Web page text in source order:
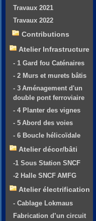
Travaux 2021
Travaux 2022
Contributions
Atelier Infrastructure
- 1 Gard fou Caténaires
- 2 Murs et murets bâtis
- 3 Aménagement d'un
double pont ferroviaire
- 4 Planter des vignes
- 5 Abord des voies
- 6 Boucle hélicoïdale
Atelier décor/bâti
-1 Sous Station SNCF
-2 Halle SNCF AMFG
Atelier électrification
- Cablage Lokmaus
Fabrication d’un circuit